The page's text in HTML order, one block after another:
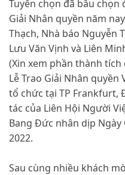
Tuyển chọn đã bầu chọn
Giải Nhân quyền năm
Thạch, Nhà báo Nguyễn
Lưu Văn Vịnh và Liên
(Xin xem phần thành
Lễ Trao Giải Nhân quyền
tổ chức tại TP Frankfurt,
tác của Liên Hội Người
Bang Đức nhân dịp Ngày
2022.
Sau cùng nhiều khách